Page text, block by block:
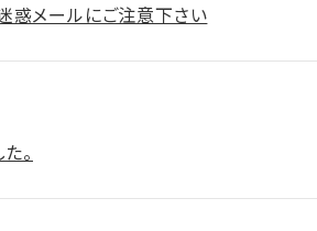
惑メールにご注意下さい
。